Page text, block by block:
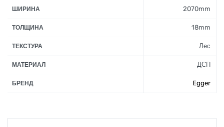
ШИРИНА 2070mm
ТОЛЩИНА 18mm
ТЕКСТУРА Лес
МАТЕРИАЛ ДСП
БРЕНД Egger